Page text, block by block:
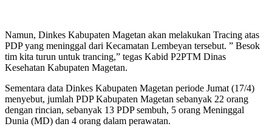
Namun, Dinkes Kabupaten Magetan akan melakukan Tracing atas
PDP yang meninggal dari Kecamatan Lembeyan tersebut. ” Besok
tim kita turun untuk trancing,” tegas Kabid P2PTM Dinas
Kesehatan Kabupaten Magetan.
Sementara data Dinkes Kabupaten Magetan periode Jumat (17/4)
menyebut, jumlah PDP Kabupaten Magetan sebanyak 22 orang
dengan rincian, sebanyak 13 PDP sembuh, 5 orang Meninggal
Dunia (MD) dan 4 orang dalam perawatan.